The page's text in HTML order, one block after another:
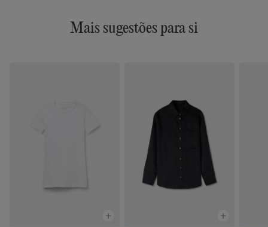
Mais sugestões para si